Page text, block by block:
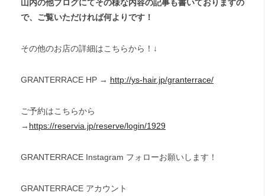
山内の他ブログにてその様な内容の記事も書いておりますの
で、ご覧いただければ何よりです！
その他のお店の詳細はこちらから！↓
GRANTERRACE HP → http://ys-hair.jp/granterrace/
ご予約はこちらから
→ https://reservia.jp/reserve/login/1929
GRANTERRACE Instagram フォローお願いします！
GRANTERRACE アカウント